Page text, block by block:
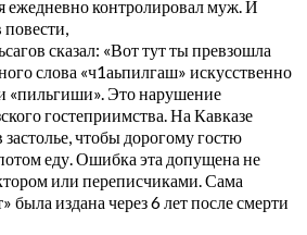
ежедневно контролировал муж. И
сказал: «Вот тут ты превзошла
слова «ч1аьпилгаш» искусственно
«пильгиши». Это нарушение
гостеприимства. На Кавказе
чтобы дорогому гостю
еду. Ошибка эта допущена не
или переписчиками. Сама
издана через 6 лет после смерти